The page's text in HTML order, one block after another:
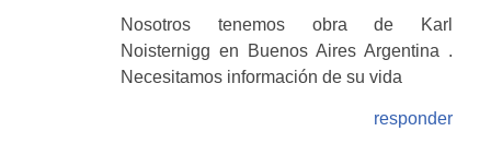
Nosotros tenemos obra de Karl
Noisternigg en Buenos Aires Argentina .
Necesitamos información de su vida
responder